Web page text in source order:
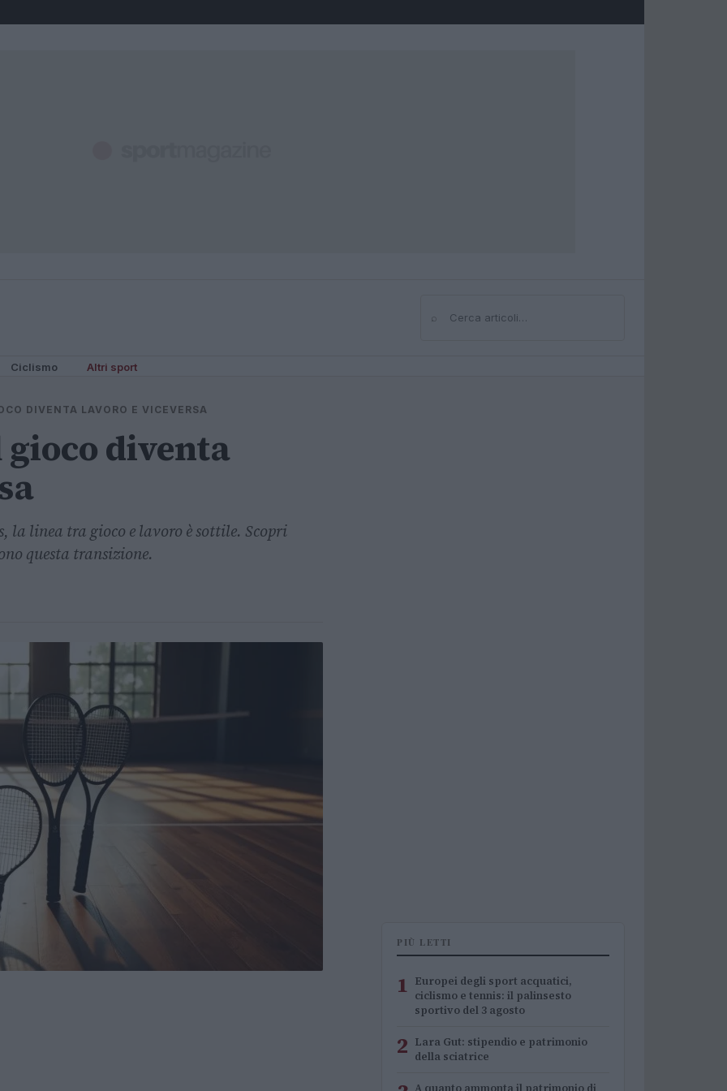
⌕Cerca
Ciclismo Altri sport
DIVENTA LAVORO E VICEVERSA
diventa
la linea tra gioco e lavoro è sottile. Scopri
questa transizione.
PIÙ LETTI
1 Europei degli sport acquatici,
ciclismo e tennis: il palinsesto
sportivo del 3 agosto
2 Lara Gut: stipendio e patrimonio
della sciatrice
A quanto ammonta il patrimonio di